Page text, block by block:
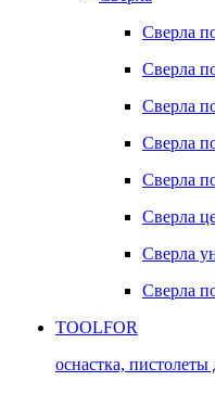
Сверла
Сверла
Сверла
Сверла
Сверла
Сверла
Сверла
Сверла
TOOLFOR
оснастка,